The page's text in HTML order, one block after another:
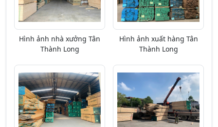
Hình ảnh nhà xưởng Tân
Thành Long
Hình ảnh xuất hàng Tân
Thành Long